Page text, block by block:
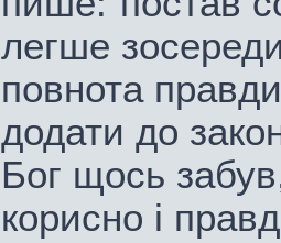
легше
повнота
додати до
Бог щось
корисно і